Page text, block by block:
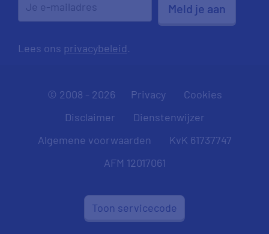
Meld je aan
Lees ons privacybeleid.
© 2008 - 2026 Privacy
Cookies
Disclaimer
Dienstenwijzer
Algemene voorwaarden
KvK 61737747
AFM 12017061
Toon servicecode